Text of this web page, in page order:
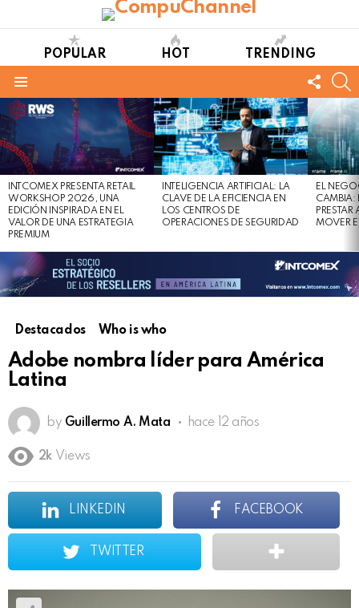
POPULAR HOT TRENDING
US
LATEST
STORIES
INTCOMEX PRESENTA RETAIL
WORKSHOP 2026, UNA
EDICIÓN INSPIRADA EN EL
VALOR DE UNA ESTRATEGIA
PREMIUM
INTELIGENCIA ARTIFICIAL: LA
CLAVE DE LA EFICIENCIA EN
LOS CENTROS DE
OPERACIONES DE SEGURIDAD
EL
CAMBIA:
MOVER
Destacados Who is who
Adobe nombra líder para América
Latina
by Guillermo A. Mata hace 12 años
2k Views
LINKEDIN FACEBOOK
TWITTER